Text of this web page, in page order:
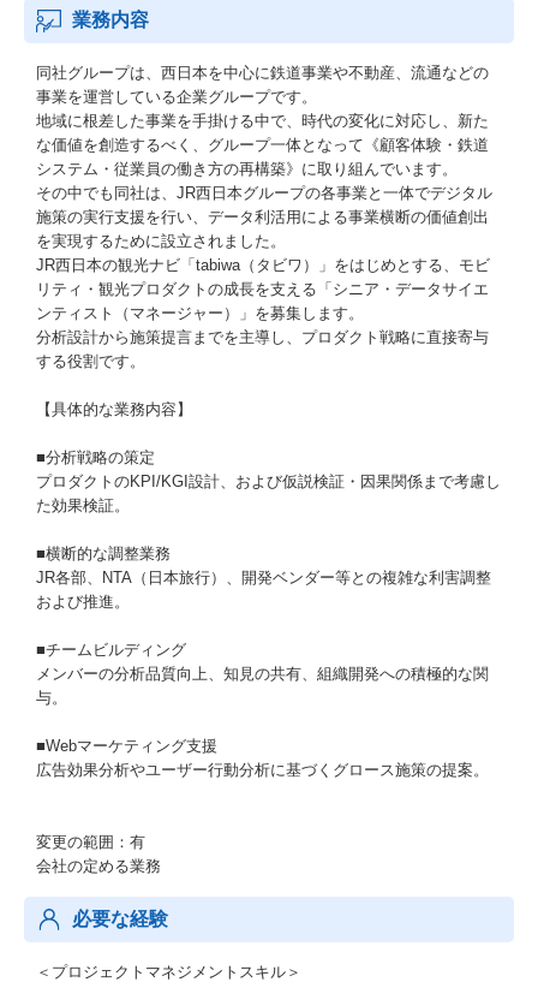
業務内容
同社グループは、西日本を中心に鉄道事業や不動産、流通などの
事業を運営している企業グループです。
地域に根差した事業を手掛ける中で、時代の変化に対応し、新た
な価値を創造するべく、グループ一体となって《顧客体験・鉄道
システム・従業員の働き方の再構築》に取り組んでいます。
その中でも同社は、JR西日本グループの各事業と一体でデジタル
施策の実行支援を行い、データ利活用による事業横断の価値創出
を実現するために設立されました。
JR西日本の観光ナビ「tabiwa（タビワ）」をはじめとする、モビ
リティ・観光プロダクトの成長を支える「シニア・データサイエ
ンティスト（マネージャー）」を募集します。
分析設計から施策提言までを主導し、プロダクト戦略に直接寄与
する役割です。
【具体的な業務内容】
■分析戦略の策定
プロダクトのKPI/KGI設計、および仮説検証・因果関係まで考慮し
た効果検証。
■横断的な調整業務
JR各部、NTA（日本旅行）、開発ベンダー等との複雑な利害調整
および推進。
■チームビルディング
メンバーの分析品質向上、知見の共有、組織開発への積極的な関
与。
■Webマーケティング支援
広告効果分析やユーザー行動分析に基づくグロース施策の提案。
変更の範囲：有
会社の定める業務
必要な経験
＜プロジェクトマネジメントスキル＞